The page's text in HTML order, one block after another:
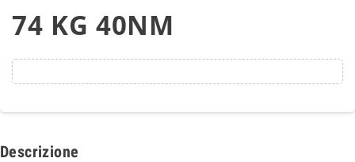
74 KG 40NM
Descrizione